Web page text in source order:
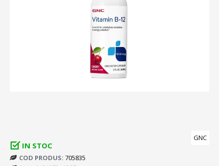
IN STOC
COD PRODUS: 705835
GNC